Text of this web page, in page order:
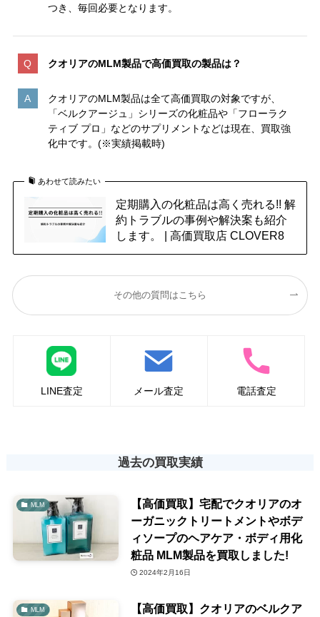
つき、毎回必要となります。
クオリアのMLM製品で高価買取の製品は？
クオリアのMLM製品は全て高価買取の対象ですが、
「ベルクアージュ」シリーズの化粧品や「フローラク
ティブ プロ」などのサプリメントなどは現在、買取強
化中です。(※実績掲載時)
あわせて読みたい
定期購入の化粧品は高く売れる!! 解
約トラブルの事例や解決案も紹介
します。 | 高価買取店 CLOVER8
その他の質問はこちら
LINE査定 メール査定 電話査定
過去の買取実績
MLM
【高価買取】宅配でクオリアのオ
ーガニックトリートメントやボデ
ィソープのヘアケア・ボディ用化
粧品 MLM製品を買取しました!
2024年2月16日
MLM
【高価買取】クオリアのベルクア